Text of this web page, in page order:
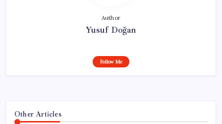
Author
Yusuf Doğan
Follow Me
Other Articles